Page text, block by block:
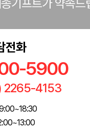
기프트가 약속드
전화
5900
2265-4153